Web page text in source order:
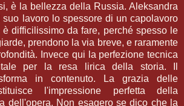
è la bellezza della Russia. Aleksandra
lavoro lo spessore di un capolavoro
è difficilissimo da fare, perché spesso le
prendono la via breve, e raramente
Invece qui la perfezione tecnica
per la resa lirica della storia. Il
in contenuto. La grazia delle
l'impressione perfetta della
dell'opera. Non esagero se dico che la